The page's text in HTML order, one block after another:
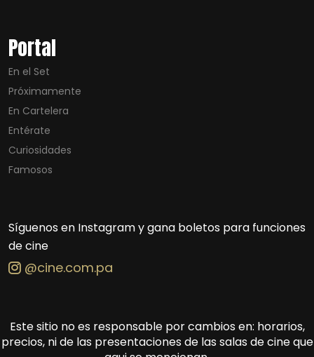
Portal
En el Set
Próximamente
En Cartelera
Entérate
Curiosidades
Famosos
Síguenos en Instagram y gana boletos para funciones
de cine
@cine.com.pa
Este sitio no es responsable por cambios en: horarios,
precios, ni de las presentaciones de las salas de cine que